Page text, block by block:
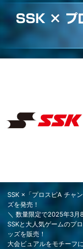
SSK × プ
SSK ×「プロスピA チャ
ズを発売！
＼ 数量限定で2025年3月
SSKと大人気ゲームのプ
ッズを販売！
大会ビュアルをモチーフ